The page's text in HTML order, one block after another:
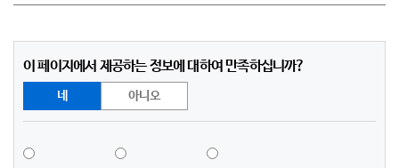
이 페이지에서 제공하는 정보에 대하여 만족하십니까?
네 아니오